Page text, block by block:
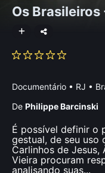
Os Brasileiros
Documentário • RJ •
De Philippe Barcinski
É possível definir o
gestual, de seu uso
Carlinhos de Jesus,
Vieira procuram
analisando suas...